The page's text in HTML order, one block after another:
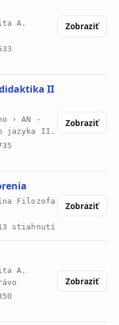
A.
Zobraziť
II
› AN -
jazyka II.
Zobraziť
Filozofa
stiahnutí
Zobraziť
A.
Zobraziť